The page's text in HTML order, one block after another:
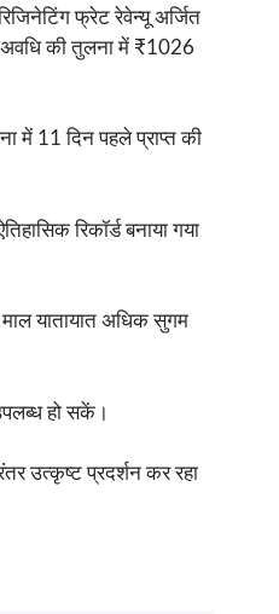
फ्रेट रेवेन्यू अर्जित
अवधि की तुलना में ₹1026
में 11 दिन पहले प्राप्त की
रिकॉर्ड बनाया गया
माल यातायात अधिक सुगम
हो सकें।
उत्कृष्ट प्रदर्शन कर रहा